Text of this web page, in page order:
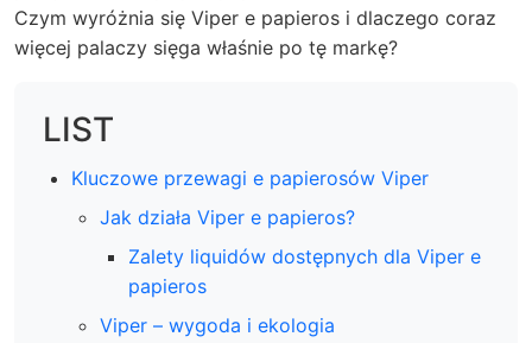
Czym wyróżnia się Viper e papieros i dlaczego coraz
więcej palaczy sięga właśnie po tę markę?
LIST
Kluczowe przewagi e papierosów Viper
Jak działa Viper e papieros?
Zalety liquidów dostępnych dla Viper e
papieros
Viper – wygoda i ekologia